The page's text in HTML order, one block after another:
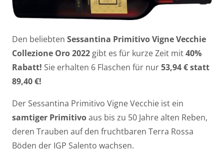
Den beliebten Sessantina Primitivo Vigne Vecchie
Collezione Oro 2022 gibt es für kurze Zeit mit40%
Rabatt! Sie erhalten 6 Flaschen für nur53,94 € statt
89,40 €!
Der Sessantina Primitivo Vigne Vecchie ist ein
samtiger Primitivoaus bis zu 50 Jahre alten Reben,
deren Trauben auf den fruchtbaren Terra Rossa
Böden der IGP Salento wachsen.